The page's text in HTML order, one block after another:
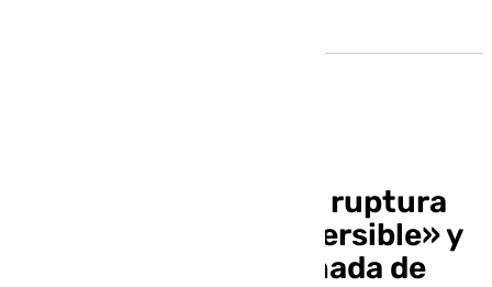
Junts asegura que la ruptura
con el PSOE es «irreversible» y
avisa: «No hacemos nada de